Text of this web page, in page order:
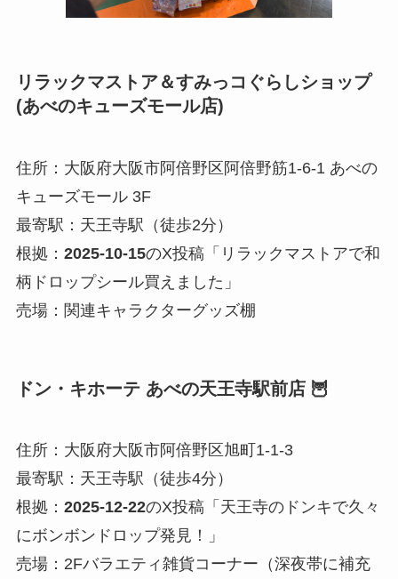
リラックマストア＆すみっコぐらしショップ
(あべのキューズモール店)
住所：大阪府大阪市阿倍野区阿倍野筋1-6-1 あべの
キューズモール 3F
最寄駅：天王寺駅（徒歩2分）
根拠： 2025-10-15のX投稿「リラックマストアで和
柄ドロップシール買えました」
売場：関連キャラクターグッズ棚
ドン・キホーテ あべの天王寺駅前店 🦉
住所：大阪府大阪市阿倍野区旭町1-1-3
最寄駅：天王寺駅（徒歩4分）
根拠： 2025-12-22のX投稿「天王寺のドンキで久々
にボンボンドロップ発見！」
売場：2Fバラエティ雑貨コーナー（深夜帯に補充